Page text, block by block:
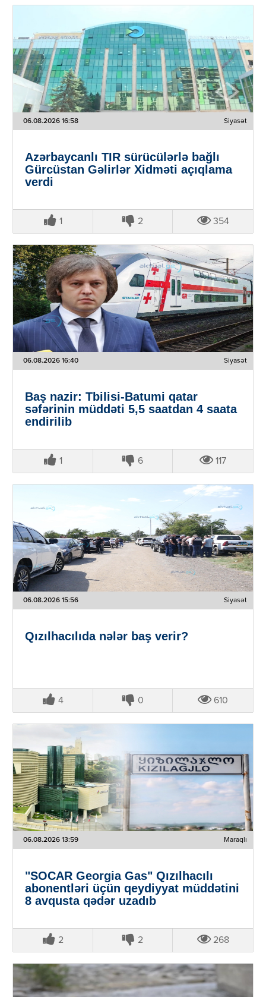
06.08.2026 16:58 Siyasət
Azərbaycanlı TIR sürücülərlə bağlı
Gürcüstan Gəlirlər Xidməti açıqlama
verdi
1 2 354
06.08.2026 16:40 Siyasət
Baş nazir: Tbilisi-Batumi qatar
səfərinin müddəti 5,5 saatdan 4 saata
endirilib
1 6 117
06.08.2026 15:56 Siyasət
Qızılhacılıda nələr baş verir?
4 0 610
06.08.2026 13:59 Maraqlı
"SOCAR Georgia Gas" Qızılhacılı
abonentləri üçün qeydiyyat müddətini
8 avqusta qədər uzadıb
2 2 268